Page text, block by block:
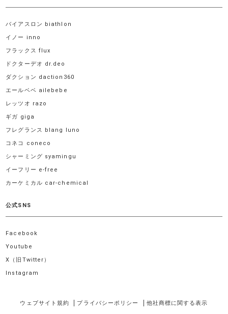
バイアスロン biathlon
イノー inno
フラックス flux
ドクターデオ dr.deo
ダクション daction360
エールベベ ailebebe
レッツオ razo
ギガ giga
フレグランス blang luno
コネコ coneco
シャーミング syamingu
イーフリー e-free
カーケミカル car-chemical
公式SNS
Facebook
Youtube
X（旧Twitter）
Instagram
ウェブサイト規約 プライバシーポリシー 他社商標に関する表示